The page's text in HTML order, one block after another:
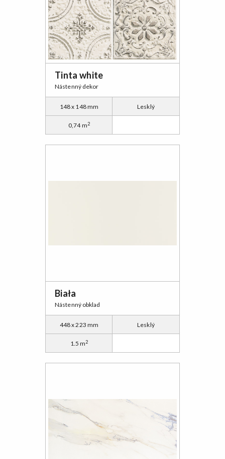
Tinta white
Nástenný dekor
148 x 148 mm Lesklý
0,74 m2
Biała
Nástenný obklad
448 x 223 mm Lesklý
1.5 m2